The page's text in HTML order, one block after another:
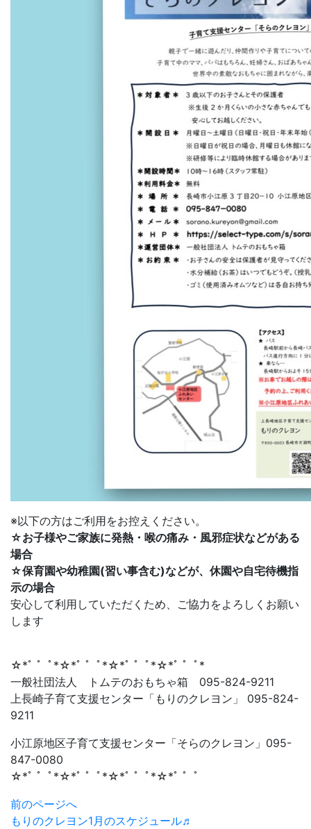
※以下の方はご利用をお控えください。
☆お子様やご家族に発熱・喉の痛み・風邪症状などがある
場合
☆保育園や幼稚園(習い事含む)などが、休園や自宅待機指
示の場合
安心して利用していただくため、ご協力をよろしくお願い
します
☆*ﾟ ゜ﾟ*☆*ﾟ ゜ﾟ*☆*ﾟ ゜ﾟ*☆*ﾟ ゜ﾟ*
一般社団法人 トムテのおもちゃ箱 095-824-9211
上長崎子育て支援センター「もりのクレヨン」 095-824-
9211
小江原地区子育て支援センター「そらのクレヨン」095-
847-0080
☆*ﾟ ゜ﾟ*☆*ﾟ ゜ﾟ*☆*ﾟ ゜ﾟ*☆*ﾟ ゜ﾟ
前のページへ
もりのクレヨン1月のスケジュール♬